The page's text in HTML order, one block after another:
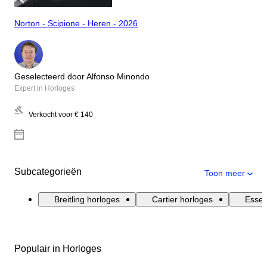
Norton - Scipione - Heren - 2026
Geselecteerd door Alfonso Minondo
Expert in Horloges
Verkocht voor € 140
Subcategorieën Toon meer
Breitling horloges Cartier horloges
Populair in Horloges